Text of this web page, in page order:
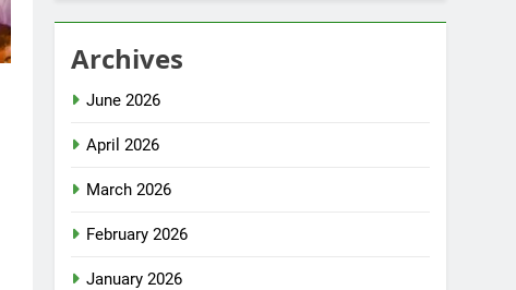
Archives
June 2026
April 2026
March 2026
February 2026
January 2026